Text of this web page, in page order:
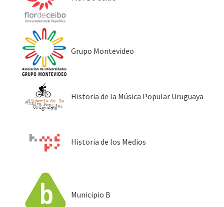
Grupo Montevideo
Historia de la Música Popular Uruguaya
Historia de los Medios
Municipio B